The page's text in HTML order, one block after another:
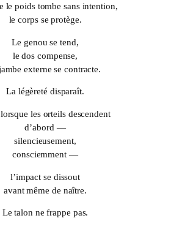
le poids tombe sans intention,
le corps se protège.
Le genou se tend,
le dos compense,
externe se contracte.
La légèreté disparaît.
les orteils descendent
d’abord —
silencieusement,
consciemment —
l’impact se dissout
avant même de naître.
Le talon ne frappe pas.